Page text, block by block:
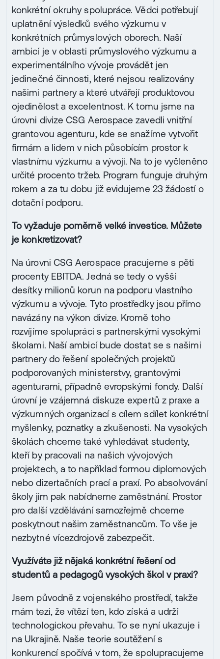
konkrétní okruhy spolupráce. Vědci potřebují
uplatnění výsledků svého výzkumu v
konkrétních průmyslových oborech. Naší
ambicí je v oblasti průmyslového výzkumu a
experimentálního vývoje provádět jen
jedinečné činnosti, které nejsou realizovány
našimi partnery a které utvářejí produktovou
ojedinělost a excelentnost. K tomu jsme na
úrovni divize CSG Aerospace zavedli vnitřní
grantovou agenturu, kde se snažíme vytvořit
firmám a lidem v nich působícím prostor k
vlastnímu výzkumu a vývoji. Na to je vyčleněno
určité procento tržeb. Program funguje druhým
rokem a za tu dobu již evidujeme 23 žádostí o
dotační podporu.
To vyžaduje poměrně velké investice. Můžete
je konkretizovat?
Na úrovni CSG Aerospace pracujeme s pěti
procenty EBITDA. Jedná se tedy o vyšší
desítky milionů korun na podporu vlastního
výzkumu a vývoje. Tyto prostředky jsou přímo
navázány na výkon divize. Kromě toho
rozvíjíme spolupráci s partnerskými vysokými
školami. Naší ambicí bude dostat se s našimi
partnery do řešení společných projektů
podporovaných ministerstvy, grantovými
agenturami, případně evropskými fondy. Další
úrovní je vzájemná diskuze expertů z praxe a
výzkumných organizací s cílem sdílet konkrétní
myšlenky, poznatky a zkušenosti. Na vysokých
školách chceme také vyhledávat studenty,
kteří by pracovali na našich vývojových
projektech, a to například formou diplomových
nebo dizertačních prací a praxí. Po absolvování
školy jim pak nabídneme zaměstnání. Prostor
pro další vzdělávání samozřejmě chceme
poskytnout našim zaměstnancům. To vše je
nezbytné vícezdrojově zabezpečit.
Využíváte již nějaká konkrétní řešení od
studentů a pedagogů vysokých škol v praxi?
Jsem původně z vojenského prostředí, takže
mám tezi, že vítězí ten, kdo získá a udrží
technologickou převahu. To se nyní ukazuje i
na Ukrajině. Naše teorie soutěžení s
konkurencí spočívá v tom, že spolupracujeme